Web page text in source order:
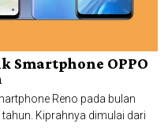
Smartphone OPPO
Reno pada bulan
Kiprahnya dimulai dari